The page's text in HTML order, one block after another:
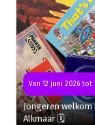
Van 12 juni 2026 tot
Jongeren
Alkmaar 🗓